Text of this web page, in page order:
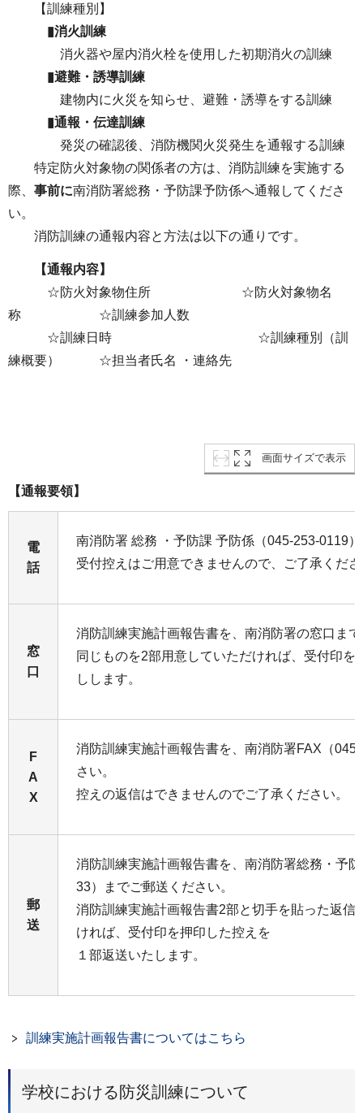
【訓練種別】
▮消火訓練
消火器や屋内消火栓を使用した初期消火の訓練
▮避難・誘導訓練
建物内に火災を知らせ、避難・誘導をする訓練
▮通報・伝達訓練
発災の確認後、消防機関火災発生を通報する訓練
特定防火対象物の関係者の方は、消防訓練を実施する
際、 事前に南消防署総務・予防課予防係へ通報してくださ
い。
消防訓練の通報内容と方法は以下の通りです。
【通報内容】
☆防火対象物住所 ☆防火対象物名
称 ☆訓練参加人数
☆訓練日時 ☆訓練種別（訓
練概要） ☆担当者氏名 ・連絡先
画面サイズで表示
【通報要領】
電
話
南消防署 総務 ・予防課 予防係（045‐253‐0119
受付控えはご用意できませんので、ご了承くだ
窓
口
消防訓練実施計画報告書を、南消防署の窓口ま
同じものを2部用意していただければ、受付印を
しします。
F
A
X
消防訓練実施計画報告書を、南消防署FAX（
さい。
控えの返信はできませんのでご了承ください。
郵
送
消防訓練実施計画報告書を、南消防署総務・予
33）までご郵送ください。
消防訓練実施計画報告書2部と切手を貼った返信
ければ、受付印を押印した控えを
１部返送いたします。
訓練実施計画報告書についてはこちら
学校における防災訓練について